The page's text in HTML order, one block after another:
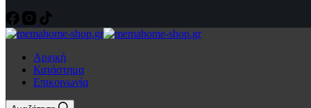
Αρχική
Κατάστημα
Επικοινωνία